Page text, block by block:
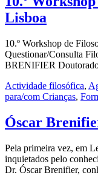
Lisboa
10.º Workshop de
Questionar/Consulta
BRENIFIER
Actividade filosófica,
para/com Crianças,
Óscar
Pela primeira vez, em
inquietados pelo
Dr. Óscar Brenifier,